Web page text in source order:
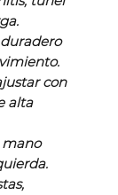
con
alta
mano